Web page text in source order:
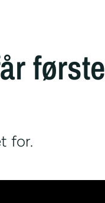
første
for.